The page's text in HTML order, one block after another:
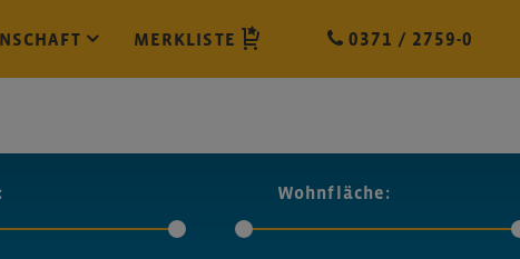
MERKLISTE 0371 / 2759-0
Wohnfläche: